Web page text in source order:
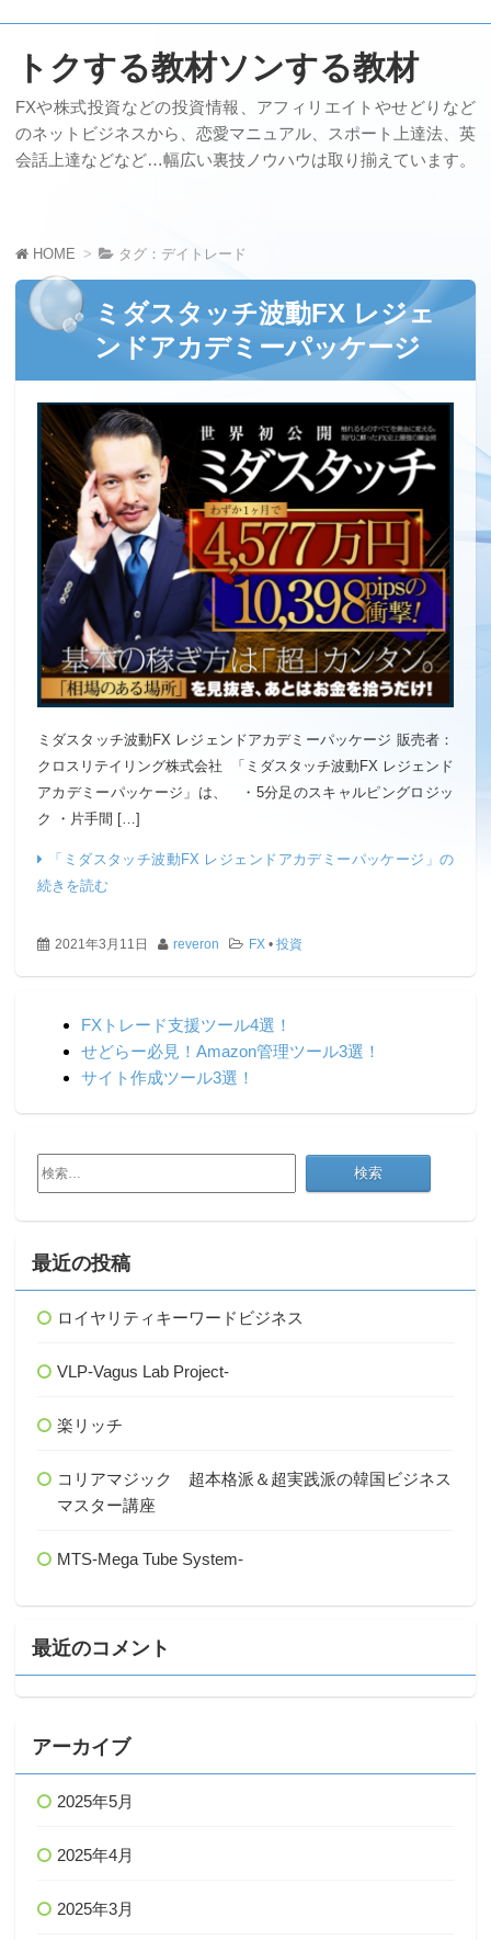
トクする教材ソンする教材
FXや株式投資などの投資情報、アフィリエイトやせどりなど
のネットビジネスから、恋愛マニュアル、スポート上達法、英
会話上達などなど…幅広い裏技ノウハウは取り揃えています。
HOME タグ：デイトレード
ミダスタッチ波動FX レジェ
ンドアカデミーパッケージ
ミダスタッチ波動FX レジェンドアカデミーパッケージ 販売者：
クロスリテイリング株式会社 「ミダスタッチ波動FX レジェンド
アカデミーパッケージ」は、 ・5分足のスキャルピングロジッ
ク ・片手間 […]
「ミダスタッチ波動FX レジェンドアカデミーパッケージ」の
続きを読む
2021年3月11日 reveron FX • 投資
FXトレード支援ツール4選！
せどらー必見！Amazon管理ツール3選！
サイト作成ツール3選！
検
索:
最近の投稿
ロイヤリティキーワードビジネス
VLP-Vagus Lab Project-
楽リッチ
コリアマジック 超本格派＆超実践派の韓国ビジネス
マスター講座
MTS-Mega Tube System-
最近のコメント
アーカイブ
2025年5月
2025年4月
2025年3月